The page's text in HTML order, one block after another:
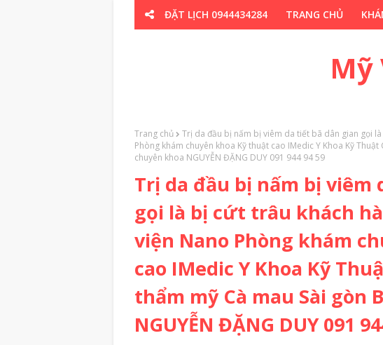
ĐẶT LỊCH 0944434284 TRANG CHỦ
Mỹ
Trang chủ
Trị da đầu bị nấm bị viêm da tiết bã dân gian gọi
Phòng khám chuyên khoa Kỹ thuật cao IMedic Y Khoa Kỹ
chuyên khoa NGUYỄN ĐẶNG DUY 091 944 94 59
Trị da đầu bị nấm bị viêm
gọi là bị cứt trâu khách
viện Nano Phòng khám
cao IMedic Y Khoa Kỹ
thẩm mỹ Cà mau Sài gòn
NGUYỄN ĐẶNG DUY 091